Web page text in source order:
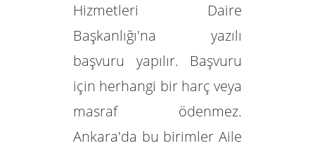
Hizmetleri Daire
Başkanlığı'na yazılı
başvuru yapılır. Başvuru
için herhangi bir harç veya
masraf ödenmez.
Ankara'da bu birimler Aile